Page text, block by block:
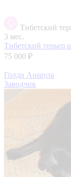
Тибетский
3 мес.
Тибетский терьер
75 000 ₽
Голди Аншула
Заводчик